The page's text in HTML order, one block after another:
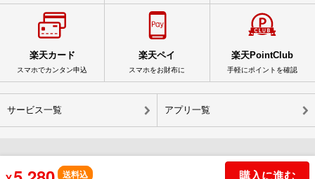
送料込 購入に進む
楽天カード
スマホでカンタン申込
楽天ペイ
スマホをお財布に
楽天PointClub
手軽にポイントを確認
サービス一覧 アプリ一覧